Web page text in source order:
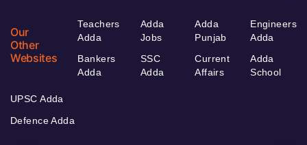
Our
Other
Websites
Teachers
Adda
Bankers
Adda
Adda
Jobs
SSC
Adda
Adda
Punjab
Current
Affairs
Engineers
Adda
Adda
School
UPSC Adda
Defence Adda